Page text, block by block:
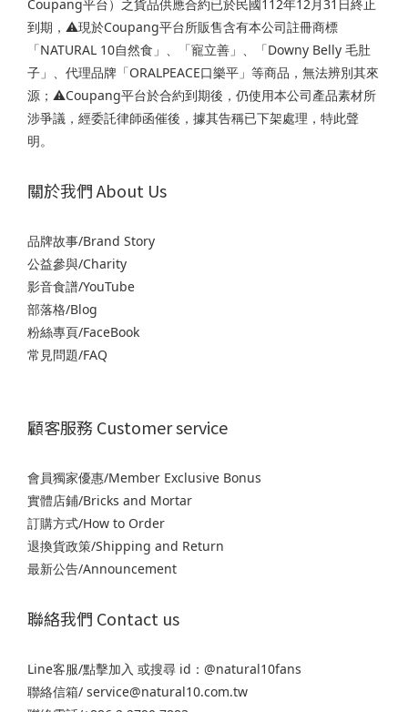
Coupang平台）之貨品供應合約已於民國112年12月31日終止
到期，⚠️現於Coupang平台所販售含有本公司註冊商標
「NATURAL 10自然食」、「寵立善」、「Downy Belly 毛肚
子」、代理品牌「ORALPEACE口樂平」等商品，無法辨別其來
源；⚠️Coupang平台於合約到期後，仍使用本公司產品素材所
涉爭議，經委託律師函催後，據其告稱已下架處理，特此聲
明。
關於我們 About Us
品牌故事/Brand Story
公益參與/Charity
影音食譜/YouTube
部落格/Blog
粉絲專頁/FaceBook
常見問題/FAQ
顧客服務 Customer service
會員獨家優惠/Member Exclusive Bonus
實體店鋪/Bricks and Mortar
訂購方式/How to Order
退換貨政策/Shipping and Return
最新公告/Announcement
聯絡我們 Contact us
Line客服/點擊加入 或搜尋 id：@natural10fans
聯絡信箱/ service@natural10.com.tw